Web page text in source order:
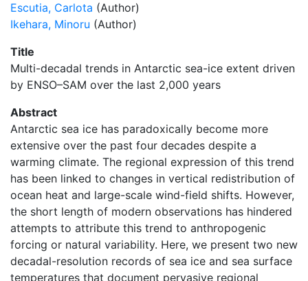
Escutia, Carlota (Author)
Ikehara, Minoru (Author)
Title
Multi-decadal trends in Antarctic sea-ice extent driven
by ENSO–SAM over the last 2,000 years
Abstract
Antarctic sea ice has paradoxically become more
extensive over the past four decades despite a
warming climate. The regional expression of this trend
has been linked to changes in vertical redistribution of
ocean heat and large-scale wind-field shifts. However,
the short length of modern observations has hindered
attempts to attribute this trend to anthropogenic
forcing or natural variability. Here, we present two new
decadal-resolution records of sea ice and sea surface
temperatures that document pervasive regional